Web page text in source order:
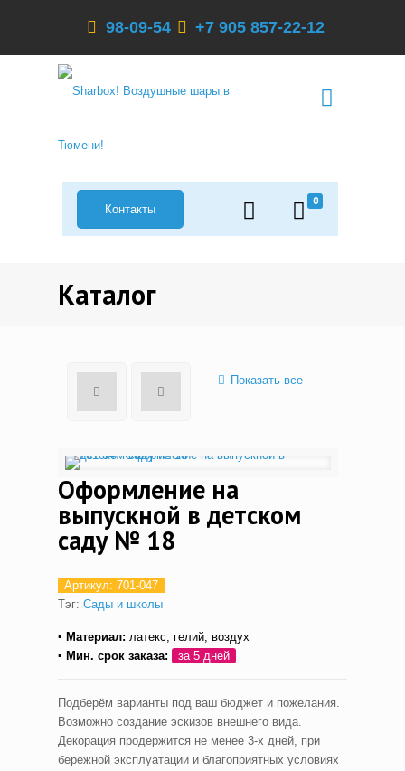
98-09-54 +7 905 857-22-12
0
Контакты
Каталог
Показать все
Оформление на
выпускной в детском
саду № 18
Артикул: 701-047
Тэг: Сады и школы
▪ Материал: латекс, гелий, воздух
▪ Мин. срок заказа:
за 5 дней
Подберём варианты под ваш бюджет и пожелания.
Возможно создание эскизов внешнего вида.
Декорация продержится не менее 3-х дней, при
бережной эксплуатации и благоприятных условиях